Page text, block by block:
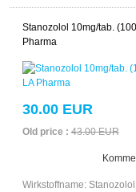
Stanozolol 10mg/tab.
Pharma
30.00 EUR
Old price : 43.00 EUR
Wirkstoffname: